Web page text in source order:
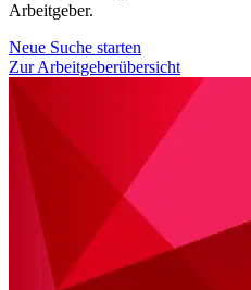
Arbeitgeber.
Neue Suche starten
Zur Arbeitgeberübersicht